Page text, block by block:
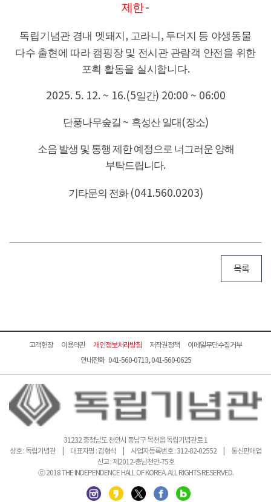
제한-
독립기념관 경내 멧돼지 , 고라니 , 두더지 등 야생동물
다수 출현에 따라 캠핑장 및 전시관 관람객 안전을 위한
포획 활동을 실시합니다.
2025. 5. 12. ~ 16.(5일간) 20:00 ~ 06:00
단풍나무숲길 ~ 흑성산 일대 (장소)
소음 발생 및 통행 제한 예정으로 너그러운 양해
부탁드립니다.
기타문의 전화 (041.560.0203)
목록
고객헌장 이용약관 개인정보처리방침 저작권정책
이메일무단수집거부
안내전화 041-560-0713, 041-560-0625
31232 충청남도 천안시 동남구 목천읍 독립기념관로 1
상호 : 독립기념관 | 대표자명 : 김형석 | 사업자등록번호 : 312-82-02552 | 통신판매업
신고 : 제2012-충남천안-75호
ⓒ 2018 THE INDEPENDENCE HALL OF KOREA. ALL RIGHTS RESERVED.